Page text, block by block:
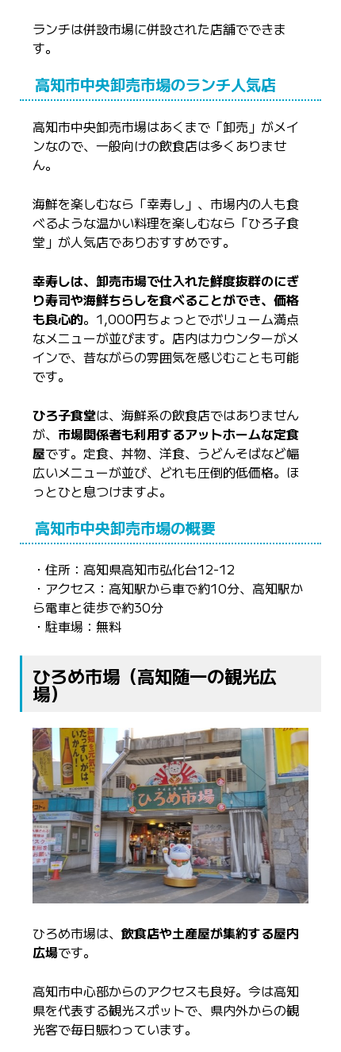
ランチは併設市場に併設された店舗でできま
す。
高知市中央卸売市場のランチ人気店
高知市中央卸売市場はあくまで「卸売」がメイ
ンなので、一般向けの飲食店は多くありませ
ん。
海鮮を楽しむなら「幸寿し」、市場内の人も食
べるような温かい料理を楽しむなら「ひろ子食
堂」が人気店でありおすすめです。
幸寿しは、卸売市場で仕入れた鮮度抜群のにぎ
り寿司や海鮮ちらしを食べることができ、価格
も良心的。1,000円ちょっとでボリューム満点
なメニューが並びます。店内はカウンターがメ
インで、昔ながらの雰囲気を感じむことも可能
です。
ひろ子食堂は、海鮮系の飲食店ではありません
が、 市場関係者も利用するアットホームな定食
屋です。定食、丼物、洋食、うどんそばなど幅
広いメニューが並び、どれも圧倒的低価格。ほ
っとひと息つけますよ。
高知市中央卸売市場の概要
・住所：高知県高知市弘化台12-12
・アクセス：高知駅から車で約10分、高知駅か
ら電車と徒歩で約30分
・駐車場：無料
ひろめ市場（高知随一の観光広
場）
ひろめ市場は、 飲食店や土産屋が集約する屋内
広場です。
高知市中心部からのアクセスも良好。今は高知
県を代表する観光スポットで、県内外からの観
光客で毎日賑わっています。